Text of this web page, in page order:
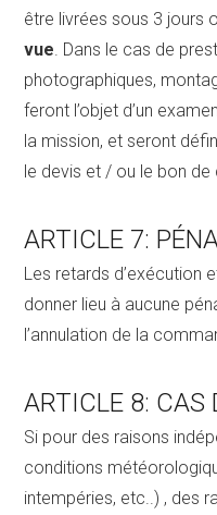
être livrées sous 3 jours
vue. Dans le cas de
photographiques,
feront l’objet d’un
la mission, et seront
le devis et / ou le bon
ARTICLE 7:
Les retards d’exécution
donner lieu à aucune
l’annulation de la
ARTICLE 8: CAS
Si pour des raisons
conditions
intempéries, etc..) , des